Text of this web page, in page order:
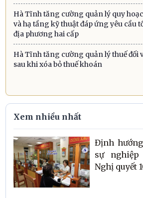
Hà Tĩnh tăng cường quản lý quy
và hạ tầng kỹ thuật đáp ứng yêu cầu
địa phương hai cấp
Hà Tĩnh tăng cường quản lý thuế đối
sau khi xóa bỏ thuế khoán
Xem nhiều nhất
Định
sự
Nghị quyết